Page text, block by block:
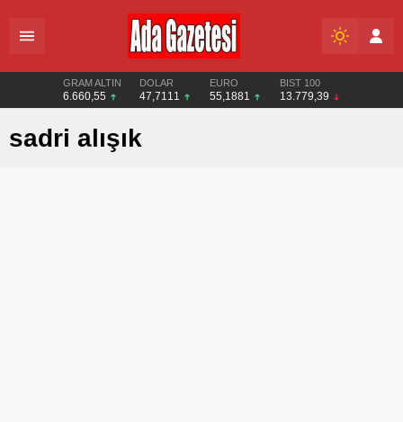
GRAM ALTIN
6.660,55
DOLAR
47,7111
EURO
55,1881
BIST 100
13.779,39
sadri alışık